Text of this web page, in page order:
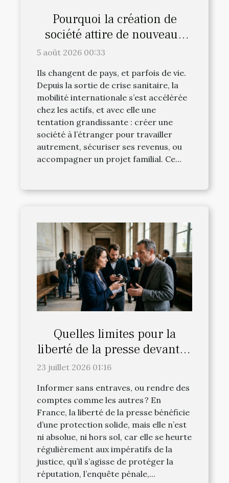
Pourquoi la création de
société attire de nouveaux
profils d’expatriés
5 août 2026 00:33
Ils changent de pays, et parfois de vie.
Depuis la sortie de crise sanitaire, la
mobilité internationale s’est accélérée
chez les actifs, et avec elle une
tentation grandissante : créer une
société à l’étranger pour travailler
autrement, sécuriser ses revenus, ou
accompagner un projet familial. Ce...
Quelles limites pour la
liberté de la presse devant la
justice française ?
23 juillet 2026 01:16
Informer sans entraves, ou rendre des
comptes comme les autres ? En
France, la liberté de la presse bénéficie
d’une protection solide, mais elle n’est
ni absolue, ni hors sol, car elle se heurte
régulièrement aux impératifs de la
justice, qu’il s’agisse de protéger la
réputation, l’enquête pénale,...